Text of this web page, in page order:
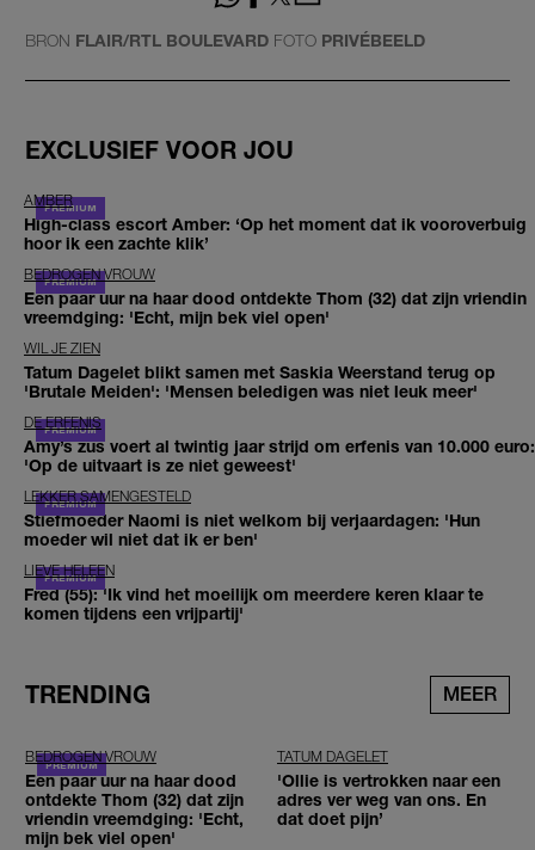
BRON FLAIR/RTL BOULEVARD FOTO PRIVÉBEELD
EXCLUSIEF VOOR JOU
AMBER
High-class escort Amber: ‘Op het moment dat ik vooroverbuig
hoor ik een zachte klik’
BEDROGEN VROUW
Een paar uur na haar dood ontdekte Thom (32) dat zijn vriendin
vreemdging: 'Echt, mijn bek viel open'
WIL JE ZIEN
Tatum Dagelet blikt samen met Saskia Weerstand terug op
'Brutale Meiden': 'Mensen beledigen was niet leuk meer'
DE ERFENIS
Amy’s zus voert al twintig jaar strijd om erfenis van 10.000 euro:
'Op de uitvaart is ze niet geweest'
LEKKER SAMENGESTELD
Stiefmoeder Naomi is niet welkom bij verjaardagen: 'Hun
moeder wil niet dat ik er ben'
LIEVE HELEEN
Fred (55): 'Ik vind het moeilijk om meerdere keren klaar te
komen tijdens een vrijpartij'
TRENDING MEER
BEDROGEN VROUW
Een paar uur na haar dood
ontdekte Thom (32) dat zijn
vriendin vreemdging: 'Echt,
mijn bek viel open'
TATUM DAGELET
'Ollie is vertrokken naar een
adres ver weg van ons. En
dat doet pijn’